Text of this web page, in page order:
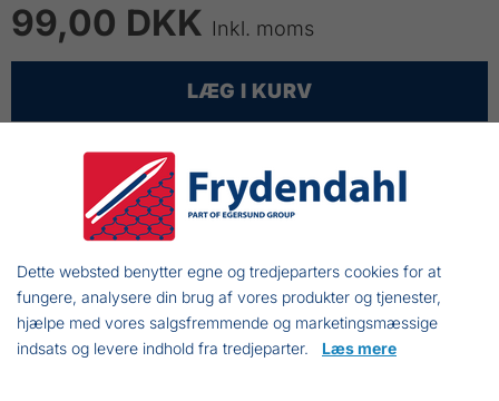
99,00 DKK Inkl. moms
LÆG I KURV
Frydendahl lille foldekniv – Robust kvalitet, skarpt blad
og sikkert design, perfekt til både friluftsliv og
hverdagsbrug
Sort
Knivblad: 69 mm
Længde: 15 cm
Dette websted benytter egne og tredjeparters cookies for at
fungere, analysere din brug af vores produkter og tjenester,
hjælpe med vores salgsfremmende og marketingsmæssige
indsats og levere indhold fra tredjeparter. Læs mere